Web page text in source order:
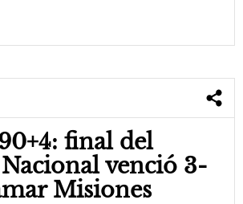
final del
venció 3-
Misiones